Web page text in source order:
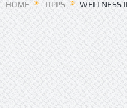
HOME TIPPS WELLNESS